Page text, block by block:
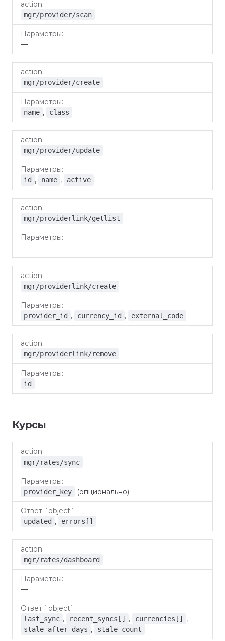
mgr/provider/scan
—
mgr/provider/create
name , class
mgr/provider/update
id , name , active
mgr/providerlink/getlist
—
mgr/providerlink/create
provider_id , currency_id , external_code
mgr/providerlink/remove
id
Курсы
action
mgr/rates/sync
provider_key (опционально)
updated , errors[]
mgr/rates/dashboard
—
last_sync , recent_syncs[] , currencies[] ,
stale_after_days , stale_count